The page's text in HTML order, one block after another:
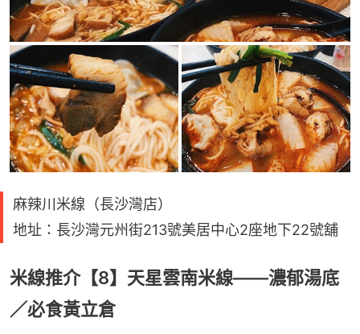
麻辣川米線（長沙灣店）
地址：長沙灣元州街213號美居中心2座地下22號舖
米線推介【8】天星雲南米線——濃郁湯底
／必食黃立倉